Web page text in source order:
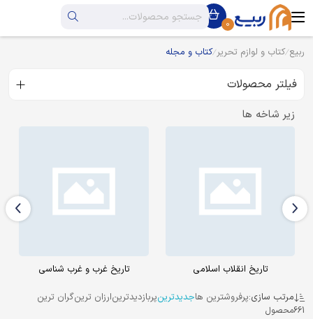
0
ربیع کتاب و لوازم تحریر کتاب و مجله
فیلتر محصولات
زیر شاخه ها
تاریخ غرب و غرب شناسی
تاریخ جهان
مرتب سازی:پرفروشترین هاجدیدترینپربازدیدترینارزان ترینگران ترین
661محصول